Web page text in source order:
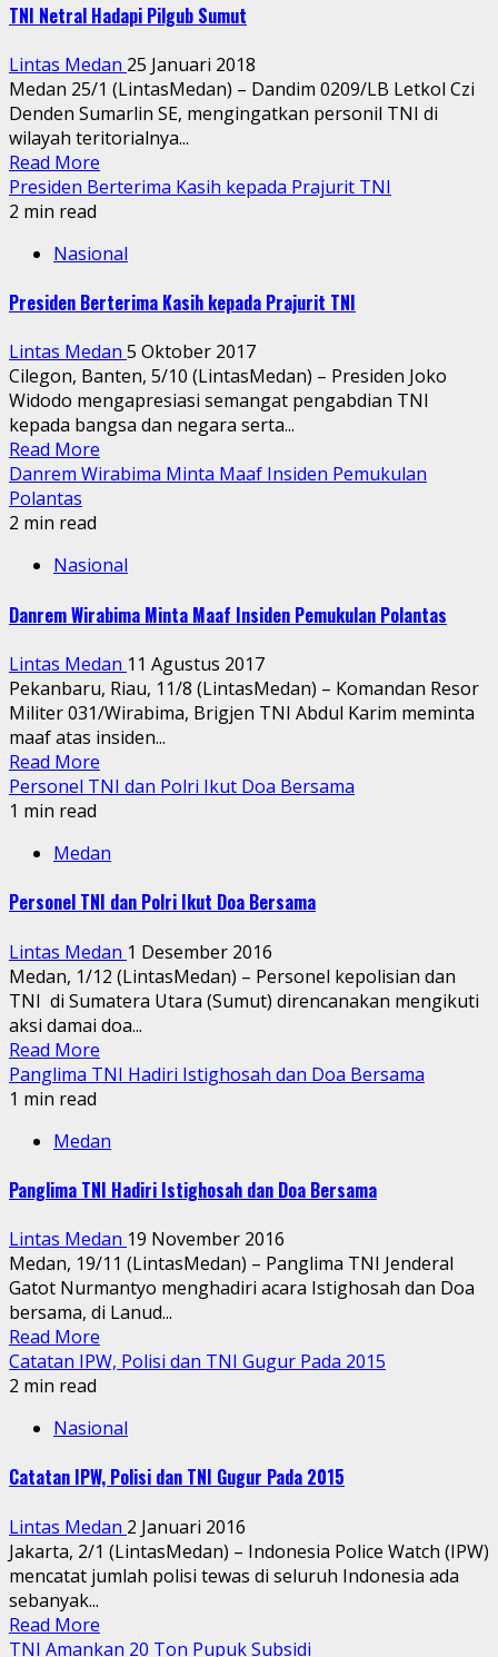
TNI Netral Hadapi Pilgub Sumut
Lintas Medan 25 Januari 2018
Medan 25/1 (LintasMedan) – Dandim 0209/LB Letkol Czi
Denden Sumarlin SE, mengingatkan personil TNI di
wilayah teritorialnya...
Read More
Presiden Berterima Kasih kepada Prajurit TNI
2 min read
Nasional
Presiden Berterima Kasih kepada Prajurit TNI
Lintas Medan 5 Oktober 2017
Cilegon, Banten, 5/10 (LintasMedan) – Presiden Joko
Widodo mengapresiasi semangat pengabdian TNI
kepada bangsa dan negara serta...
Read More
Danrem Wirabima Minta Maaf Insiden Pemukulan
Polantas
2 min read
Nasional
Danrem Wirabima Minta Maaf Insiden Pemukulan Polantas
Lintas Medan 11 Agustus 2017
Pekanbaru, Riau, 11/8 (LintasMedan) – Komandan Resor
Militer 031/Wirabima, Brigjen TNI Abdul Karim meminta
maaf atas insiden...
Read More
Personel TNI dan Polri Ikut Doa Bersama
1 min read
Medan
Personel TNI dan Polri Ikut Doa Bersama
Lintas Medan 1 Desember 2016
Medan, 1/12 (LintasMedan) – Personel kepolisian dan
TNI di Sumatera Utara (Sumut) direncanakan mengikuti
aksi damai doa...
Read More
Panglima TNI Hadiri Istighosah dan Doa Bersama
1 min read
Medan
Panglima TNI Hadiri Istighosah dan Doa Bersama
Lintas Medan 19 November 2016
Medan, 19/11 (LintasMedan) – Panglima TNI Jenderal
Gatot Nurmantyo menghadiri acara Istighosah dan Doa
bersama, di Lanud...
Read More
Catatan IPW, Polisi dan TNI Gugur Pada 2015
2 min read
Nasional
Catatan IPW, Polisi dan TNI Gugur Pada 2015
Lintas Medan 2 Januari 2016
Jakarta, 2/1 (LintasMedan) – Indonesia Police Watch (IPW)
mencatat jumlah polisi tewas di seluruh Indonesia ada
sebanyak...
Read More
TNI Amankan 20 Ton Pupuk Subsidi